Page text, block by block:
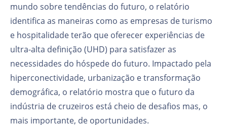
mundo sobre tendências do futuro, o relatório
identifica as maneiras como as empresas de turismo
e hospitalidade terão que oferecer experiências de
ultra-alta definição (UHD) para satisfazer as
necessidades do hóspede do futuro. Impactado pela
hiperconectividade, urbanização e transformação
demográfica, o relatório mostra que o futuro da
indústria de cruzeiros está cheio de desafios mas, o
mais importante, de oportunidades.